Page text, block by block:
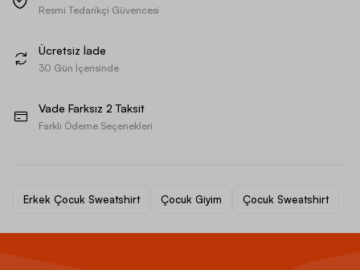
Resmi Tedarikçi Güvencesi
Ücretsiz İade
30 Gün İçerisinde
Vade Farksız 2 Taksit
Farklı Ödeme Seçenekleri
Erkek Çocuk Sweatshirt Çocuk Giyim Çocuk Sweatshirt